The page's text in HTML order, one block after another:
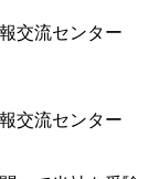
センター
センター